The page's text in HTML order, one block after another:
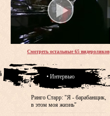
Смотреть остальные 65 видероликов
• Интервью
Ринго Старр: "Я - барабанщик,
в этом моя жизнь"